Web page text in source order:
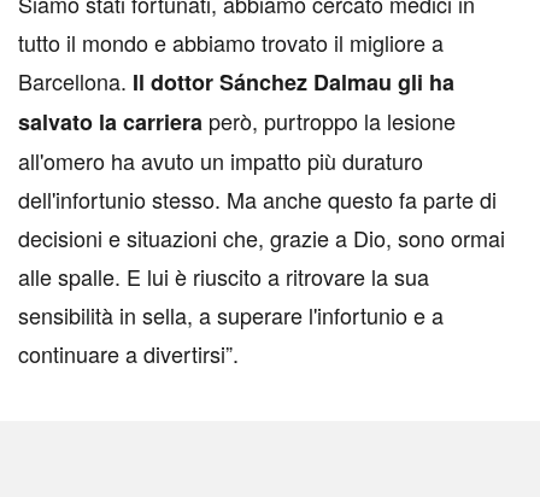
tutto il mondo e abbiamo trovato il migliore a
Barcellona. Il dottor Sánchez Dalmau gli ha
salvato la carriera però, purtroppo la lesione
all'omero ha avuto un impatto più duraturo
dell'infortunio stesso. Ma anche questo fa parte di
decisioni e situazioni che, grazie a Dio, sono ormai
alle spalle. E lui è riuscito a ritrovare la sua
sensibilità in sella, a superare l'infortunio e a
continuare a divertirsi”.